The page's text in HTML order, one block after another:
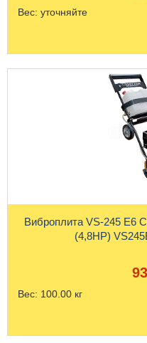
Вес: уточняйте
Виброплита VS-245 E6
(4,8HP)
Вес: 100.00 кг